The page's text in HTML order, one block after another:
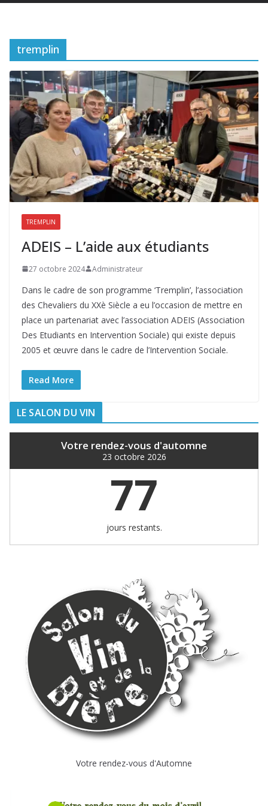
tremplin
TREMPLIN
ADEIS – L’aide aux étudiants
27 octobre 2024 Administrateur
Dans le cadre de son programme ‘Tremplin’, l’association
des Chevaliers du XXè Siècle a eu l’occasion de mettre en
place un partenariat avec l’association ADEIS (Association
Des Etudiants en Intervention Sociale) qui existe depuis
2005 et œuvre dans le cadre de l’Intervention Sociale.
Read More
LE SALON DU VIN
Votre rendez-vous d'automne
23 octobre 2026
77
jours restants.
Votre rendez-vous d'Automne